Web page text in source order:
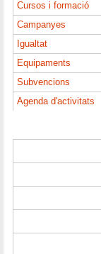
Cursos i formació
Campanyes
Igualtat
Equipaments
Subvencions
Agenda d'activitats